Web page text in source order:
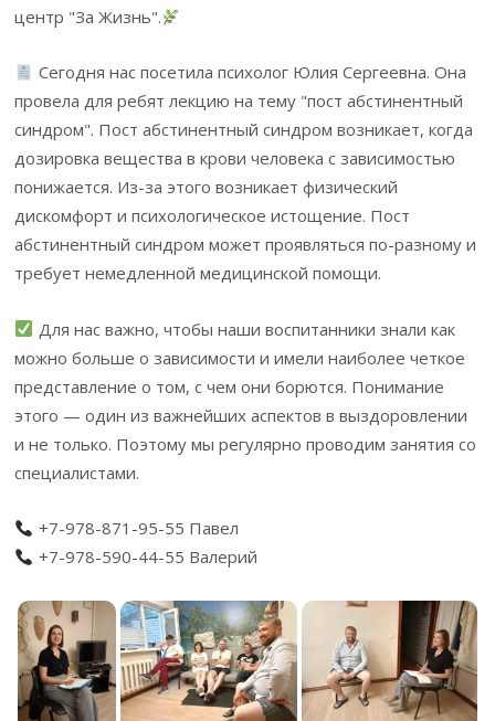
центр "За Жизнь".
Сегодня нас посетила психолог Юлия Сергеевна. Она
провела для ребят лекцию на тему "пост абстинентный
синдром". Пост абстинентный синдром возникает, когда
дозировка вещества в крови человека с зависимостью
понижается. Из-за этого возникает физический
дискомфорт и психологическое истощение. Пост
абстинентный синдром может проявляться по-разному и
требует немедленной медицинской помощи.
Для нас важно, чтобы наши воспитанники знали как
можно больше о зависимости и имели наиболее четкое
представление о том, с чем они борются. Понимание
этого — один из важнейших аспектов в выздоровлении
и не только. Поэтому мы регулярно проводим занятия со
специалистами.
+7-978-871-95-55 Павел
+7-978-590-44-55 Валерий